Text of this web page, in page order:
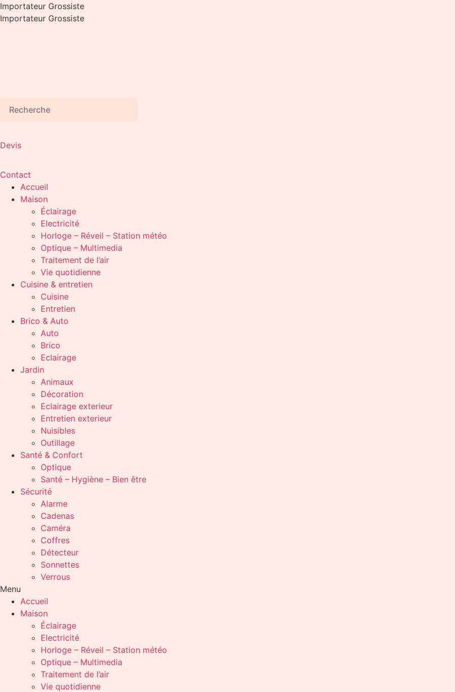
Aller
au
Importateur Grossiste
Importateur Grossiste
Devis
Contact
Accueil
Maison
Éclairage
Electricité
Horloge – Réveil – Station météo
Optique – Multimedia
Traitement de l’air
Vie quotidienne
Cuisine & entretien
Cuisine
Entretien
Brico & Auto
Auto
Brico
Eclairage
Jardin
Animaux
Décoration
Eclairage exterieur
Entretien exterieur
Nuisibles
Outillage
Santé & Confort
Optique
Santé – Hygiène – Bien être
Sécurité
Alarme
Cadenas
Caméra
Coffres
Détecteur
Sonnettes
Verrous
Menu
Accueil
Maison
Éclairage
Electricité
Horloge – Réveil – Station météo
Optique – Multimedia
Traitement de l’air
Vie quotidienne